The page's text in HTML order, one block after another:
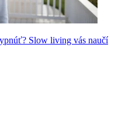
Slow living vás naučí